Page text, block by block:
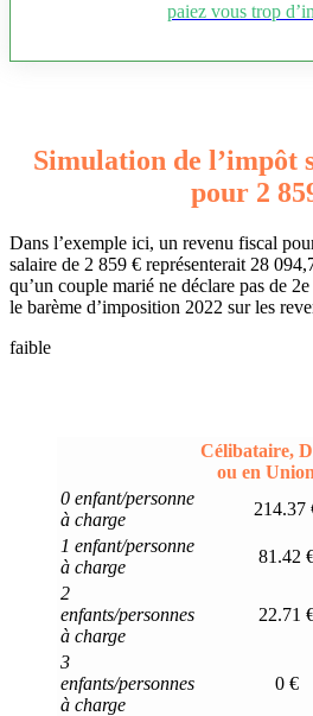
paiez vous trop
Simulation de l’impôt
pour 2
Dans l’exemple ici, un revenu fiscal
salaire de 2 859 € représenterait 28
qu’un couple marié ne déclare pas de
le barème d’imposition 2022 sur les
faible
Célibataire,
ou en
0 enfant/personne
à charge
214.37
1 enfant/personne
à charge
81.42
2
enfants/personnes
à charge
22.71
3
enfants/personnes
à charge
0 €